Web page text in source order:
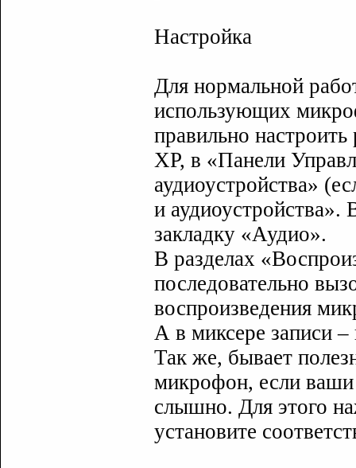
Настройка
Для нормальной
использующих
правильно
XP, в «Панели
аудиоустройства»
и
закладку «Аудио».
В разделах
последовательно
воспроизведения
А в миксере записи
Так же, бывает
микрофон, если ваши
слышно. Для этого
установите